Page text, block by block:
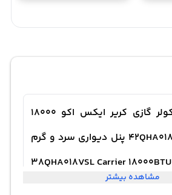
معرفی کوتاه کولر گازی کریر ایکس اکو 18000
اینورتر 42QHA018VSL T3 پنل دیواری سرد و گرم
تک فاز فیلتردار 38QHA018VSL Carrier 18000BTU
مشاهده بیشتر